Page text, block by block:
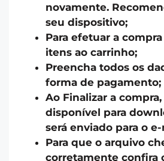
novamente.
seu dispositivo;
Para efetuar a
itens ao carrinho;
Preencha todos os
forma de pagamento;
Ao Finalizar a
disponível para
será enviado para o
Para que o arquivo
corretamente confira